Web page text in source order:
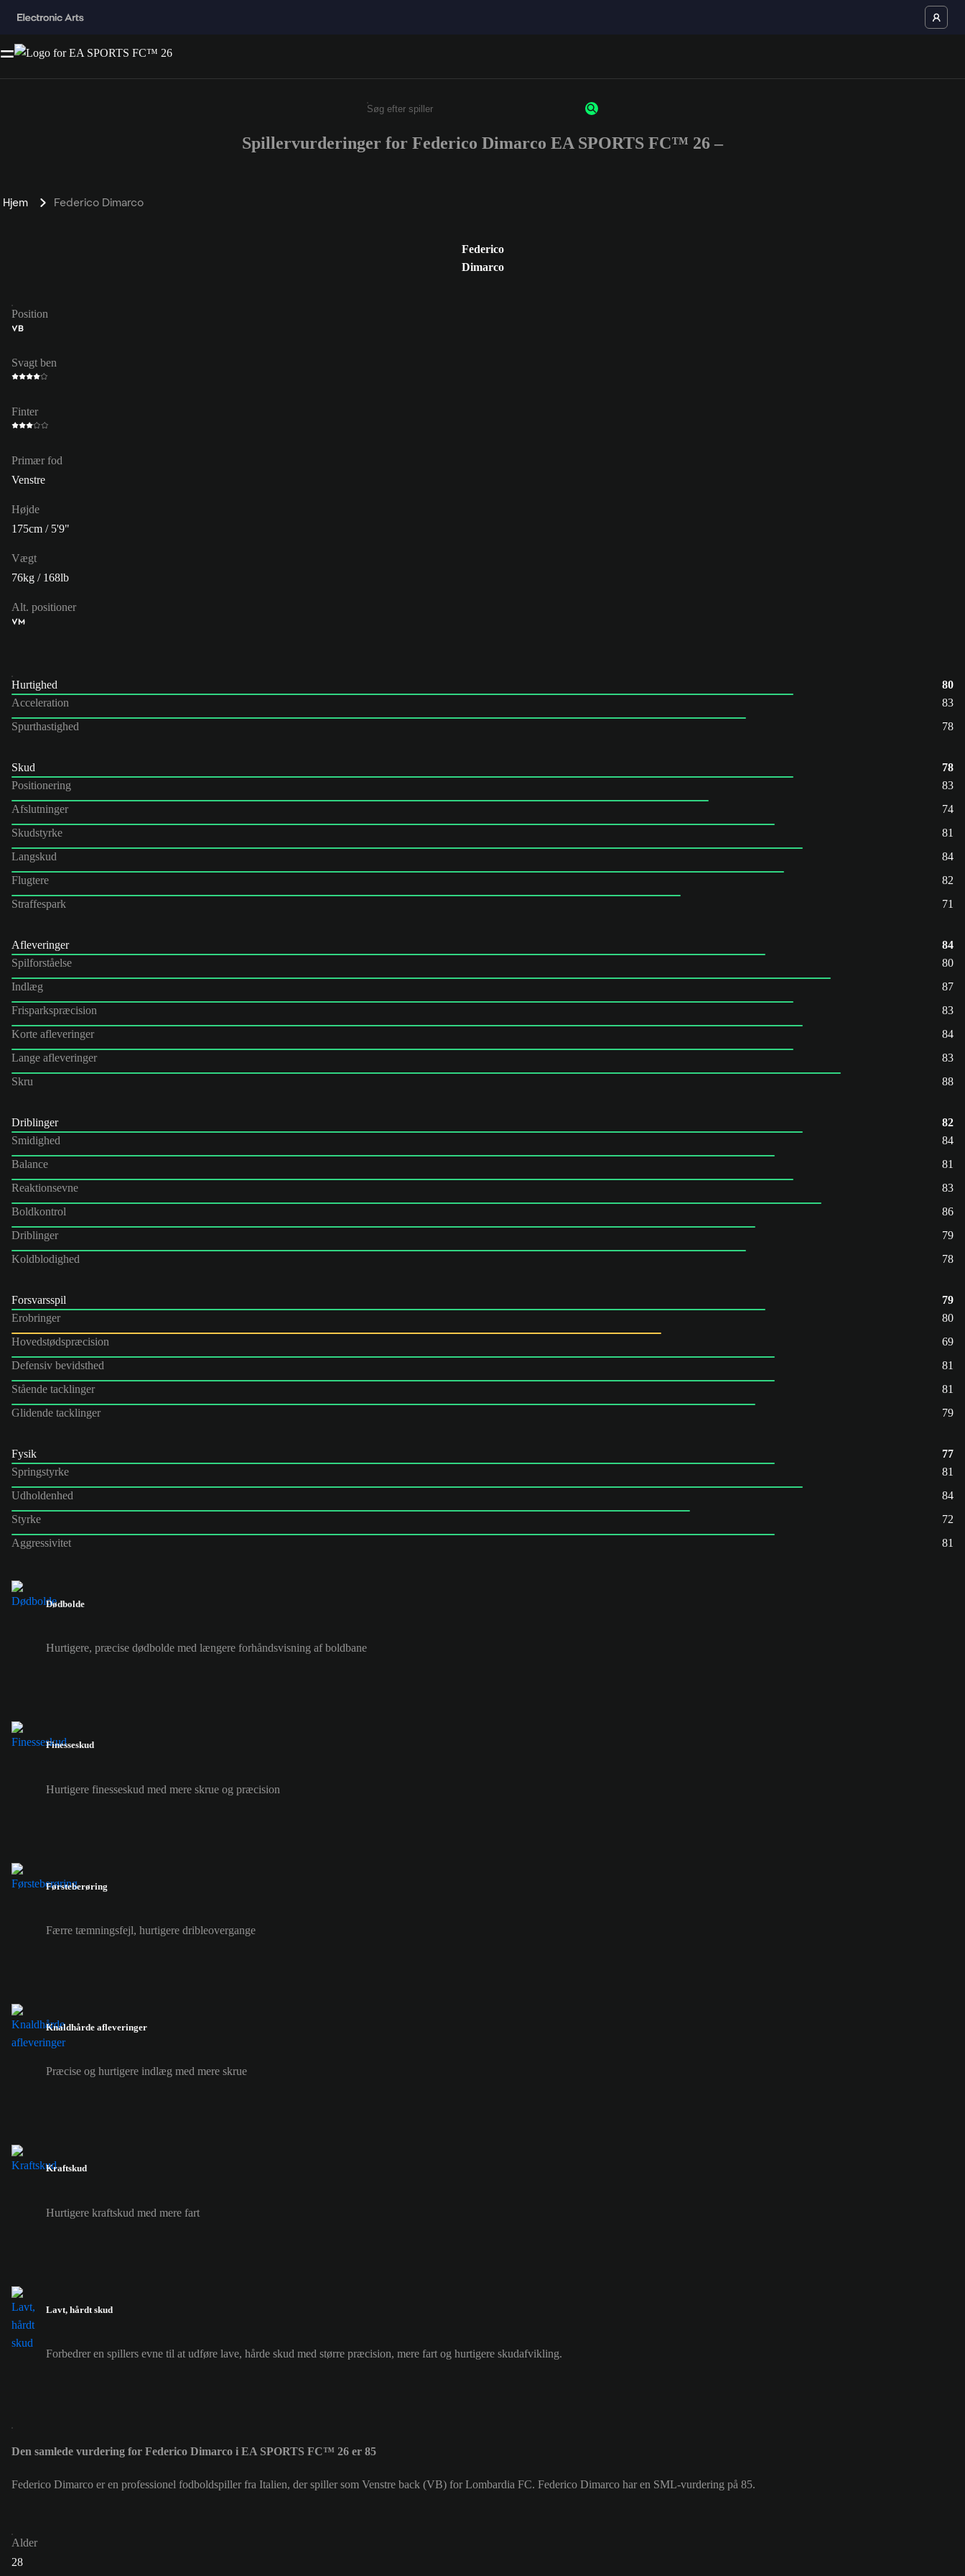
Enter a minimum of 3 characters or numbers
Spillervurderinger for Federico Dimarco EA SPORTS FC™ 26 –
Hjem Federico Dimarco
Federico
Dimarco
Position
VB
Svagt ben
Finter
Primær fod
Venstre
Højde
175cm / 5'9"
Vægt
76kg / 168lb
Alt. positioner
VM
Hurtighed
80
Acceleration
83
Spurthastighed
78
Skud
78
Positionering
83
Afslutninger
74
Skudstyrke
81
Langskud
84
Flugtere
82
Straffespark
71
Afleveringer
84
Spilforståelse
80
Indlæg
87
Frisparkspræcision
83
Korte afleveringer
84
Lange afleveringer
83
Skru
88
Driblinger
82
Smidighed
84
Balance
81
Reaktionsevne
83
Boldkontrol
86
Driblinger
79
Koldblodighed
78
Forsvarsspil
79
Erobringer
80
Hovedstødspræcision
69
Defensiv bevidsthed
81
Stående tacklinger
81
Glidende tacklinger
79
Fysik
77
Springstyrke
81
Udholdenhed
84
Styrke
72
Aggressivitet
81
Dødbolde
Hurtigere, præcise dødbolde med længere forhåndsvisning af boldbane
Finesseskud
Hurtigere finesseskud med mere skrue og præcision
Førsteberøring
Færre tæmningsfejl, hurtigere dribleovergange
Knaldhårde afleveringer
Præcise og hurtigere indlæg med mere skrue
Kraftskud
Hurtigere kraftskud med mere fart
Lavt, hårdt skud
Forbedrer en spillers evne til at udføre lave, hårde skud med større præcision, mere fart og hurtigere skudafvikling.
Den samlede vurdering for Federico Dimarco i EA SPORTS FC™ 26 er 85
Federico Dimarco er en professionel fodboldspiller fra Italien, der spiller som Venstre back (VB) for Lombardia FC. Federico Dimarco har en SML-vurdering på 85.
Alder
28